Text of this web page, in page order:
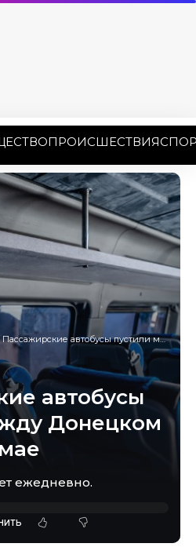
ПРОИСШЕСТВИЯ
Пассажирские автобусы пустили между Донецком и Ейском в мае
автобусы
Донецком
ежедневно.